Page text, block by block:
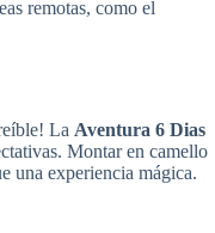
remotas, como el
La Aventura 6 Dias
Montar en camello
una experiencia mágica.